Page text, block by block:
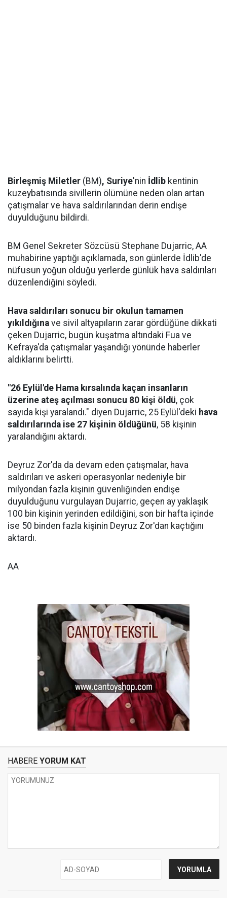
Birleşmiş Miletler (BM), Suriye'nin İdlib kentinin
kuzeybatısında sivillerin ölümüne neden olan artan
çatışmalar ve hava saldırılarından derin endişe
duyulduğunu bildirdi.
BM Genel Sekreter Sözcüsü Stephane Dujarric, AA
muhabirine yaptığı açıklamada, son günlerde İdlib'de
nüfusun yoğun olduğu yerlerde günlük hava saldırıları
düzenlendiğini söyledi.
Hava saldırıları sonucu bir okulun tamamen
yıkıldığına ve sivil altyapıların zarar gördüğüne dikkati
çeken Dujarric, bugün kuşatma altındaki Fua ve
Kefraya'da çatışmalar yaşandığı yönünde haberler
aldıklarını belirtti.
"26 Eylül'de Hama kırsalında kaçan insanların
üzerine ateş açılması sonucu 80 kişi öldü, çok
sayıda kişi yaralandı." diyen Dujarric, 25 Eylül'deki hava
saldırılarında ise 27 kişinin öldüğünü, 58 kişinin
yaralandığını aktardı.
Deyruz Zor'da da devam eden çatışmalar, hava
saldırıları ve askeri operasyonlar nedeniyle bir
milyondan fazla kişinin güvenliğinden endişe
duyulduğunu vurgulayan Dujarric, geçen ay yaklaşık
100 bin kişinin yerinden edildiğini, son bir hafta içinde
ise 50 binden fazla kişinin Deyruz Zor'dan kaçtığını
aktardı.
AA
HABERE YORUM KAT